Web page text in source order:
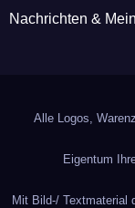
Nachrichten &
Alle Logos,
Eigentum
Mit Bild-/ Textmaterial